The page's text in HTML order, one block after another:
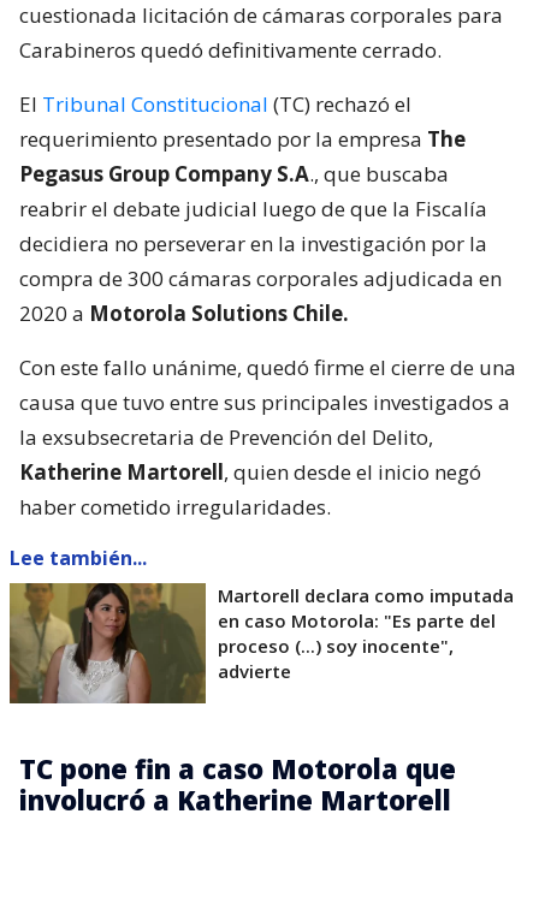
cuestionada licitación de cámaras corporales para
Carabineros quedó definitivamente cerrado.
El Tribunal Constitucional (TC) rechazó el
requerimiento presentado por la empresa The
Pegasus Group Company S.A., que buscaba
reabrir el debate judicial luego de que la Fiscalía
decidiera no perseverar en la investigación por la
compra de 300 cámaras corporales adjudicada en
2020 a Motorola Solutions Chile.
Con este fallo unánime, quedó firme el cierre de una
causa que tuvo entre sus principales investigados a
la exsubsecretaria de Prevención del Delito,
Katherine Martorell, quien desde el inicio negó
haber cometido irregularidades.
Lee también...
Martorell declara como imputada
en caso Motorola: "Es parte del
proceso (...) soy inocente",
advierte
TC pone fin a caso Motorola que
involucró a Katherine Martorell